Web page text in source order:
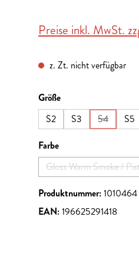
Preise inkl. MwSt.
z. Zt. nicht verfügbar
Größeauswählen
S2
S3 S4
(Diese
S5
Farbeauswählen
Gloss Warm Smoke /
(Diese
Produktnummer:1010464
EAN:196625291418